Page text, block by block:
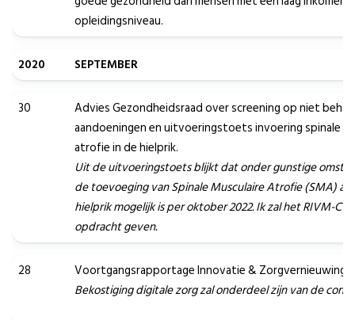
opleidingsniveau.
2020 SEPTEMBER
30
Advies Gezondheidsraad over screening op niet
aandoeningen en uitvoeringstoets invoering spinale
atrofie in de hielprik.
Uit de uitvoeringstoets blijkt dat onder gunstige
de toevoeging van Spinale Musculaire Atrofie (SMA)
hielprik mogelijk is per oktober 2022. Ik zal het RIVM-
opdracht geven.
28
Voortgangsrapportage Innovatie & Zorgvernieuwing
Bekostiging digitale zorg zal onderdeel zijn van de